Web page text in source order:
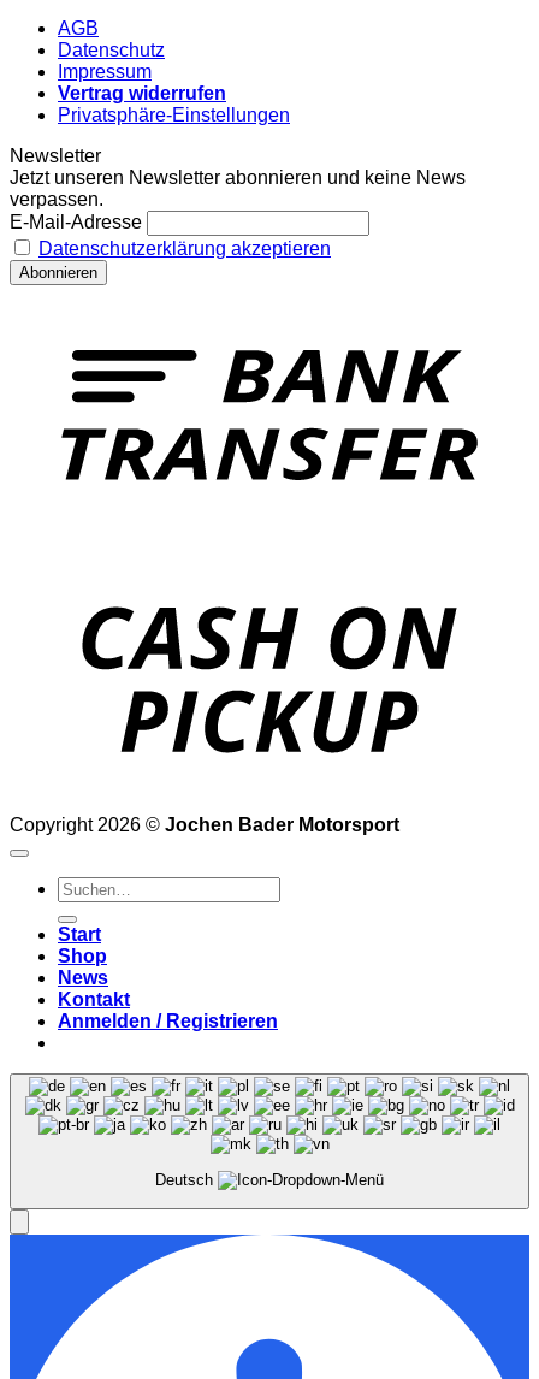
AGB
Datenschutz
Impressum
Vertrag widerrufen
Privatsphäre-Einstellungen
Newsletter
Jetzt unseren Newsletter abonnieren und keine News
verpassen.
E-Mail-Adresse
Datenschutzerklärung akzeptieren
Copyright 2026 © Jochen Bader Motorsport
Suchen
nach:
Start
Shop
News
Kontakt
Anmelden / Registrieren
Deutsch